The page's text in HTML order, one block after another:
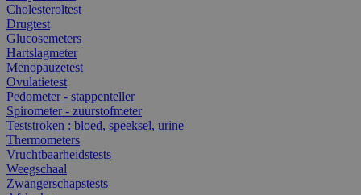
Cholesteroltest
Drugtest
Glucosemeters
Hartslagmeter
Menopauzetest
Ovulatietest
Pedometer - stappenteller
Spirometer - zuurstofmeter
Teststroken : bloed, speeksel, urine
Thermometers
Vruchtbaarheidstests
Weegschaal
Zwangerschapstests